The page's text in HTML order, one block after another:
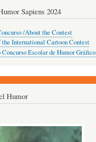
Sapiens 2024
/About the Contest
the International Cartoon Contest
Escolar de Humor Gráfico
Humor